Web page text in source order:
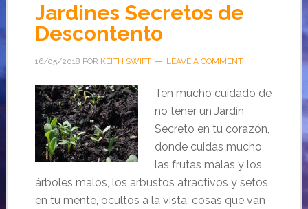
Jardines Secretos de
Descontento
16/05/2018 POR KEITH SWIFT LEAVE A COMMENT
Ten mucho cuidado de
no tener un Jardín
Secreto en tu corazón,
donde cuidas mucho
las frutas malas y los
árboles malos, los arbustos atractivos y setos
en tu mente, ocultos a la vista, cosas que van